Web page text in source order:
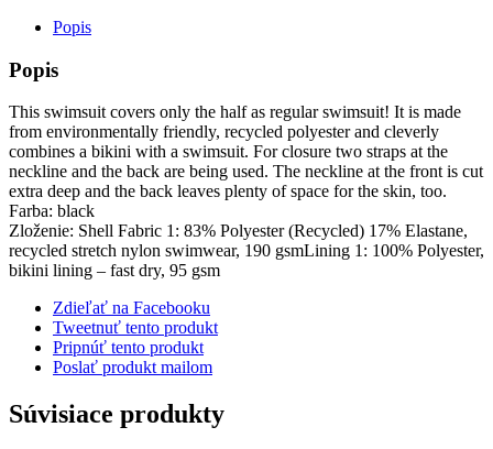
Popis
Popis
This swimsuit covers only the half as regular swimsuit! It is made
from environmentally friendly, recycled polyester and cleverly
combines a bikini with a swimsuit. For closure two straps at the
neckline and the back are being used. The neckline at the front is cut
extra deep and the back leaves plenty of space for the skin, too.
Farba: black
Zloženie: Shell Fabric 1: 83% Polyester (Recycled) 17% Elastane,
recycled stretch nylon swimwear, 190 gsmLining 1: 100% Polyester,
bikini lining – fast dry, 95 gsm
Zdieľať na Facebooku
Tweetnuť tento produkt
Pripnúť tento produkt
Poslať produkt mailom
Súvisiace produkty